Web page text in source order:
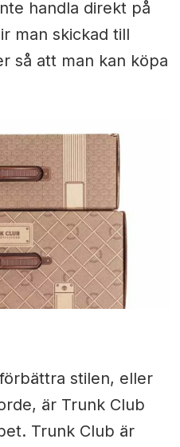
handla direkt på
man skickad till
så att man kan köpa
stilen, eller
är Trunk Club
Trunk Club är